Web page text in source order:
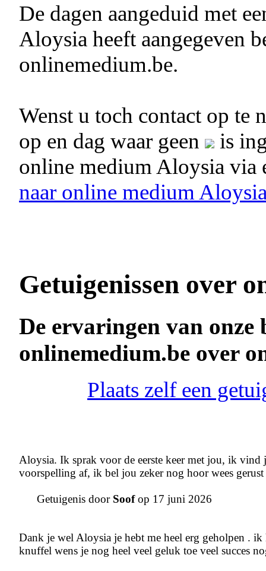
De dagen aangeduid met
Aloysia heeft aangegeven
onlinemedium.be.
Wenst u toch contact op te
op en dag waar geen
is
online medium Aloysia via
naar online medium
Getuigenissen over
De ervaringen van onze
onlinemedium.be over
Plaats zelf een
Aloysia. Ik sprak voor de eerste keer met jou, ik vind
voorspelling af, ik bel jou zeker nog hoor wees
Getuigenis door Soofop 17 juni 2026
Dank je wel Aloysia je hebt me heel erg geholpen .
knuffel wens je nog heel veel geluk toe veel succes